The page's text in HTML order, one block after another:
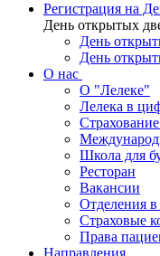
Регистрация на
День открытых
День
День
О нас
О "Лелеке"
Лелека в
Школа для
Ресторан
Вакансии
Отделения
Страховые
Права
Направления